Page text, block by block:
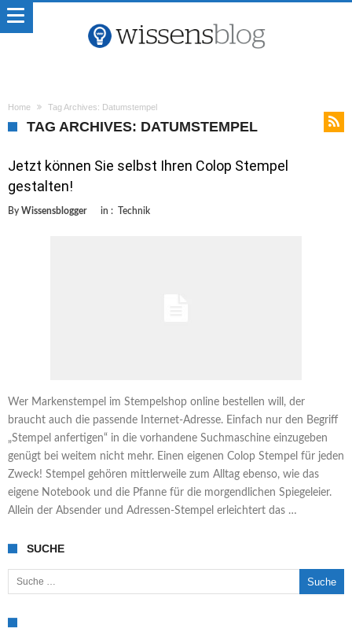
Home Tag Archives: Datumstempel
TAG ARCHIVES: DATUMSTEMPEL
Jetzt können Sie selbst Ihren Colop Stempel
gestalten!
By Wissensblogger in : Technik
Wer Markenstempel im Stempelshop online bestellen will, der
braucht auch die passende Internet-Adresse. Einfach nur den Begriff
„Stempel anfertigen“ in die vorhandene Suchmaschine einzugeben
genügt bei weitem nicht mehr. Einen eigenen Colop Stempel für jeden
Zweck! Stempel gehören mittlerweile zum Alltag ebenso, wie das
eigene Notebook und die Pfanne für die morgendlichen Spiegeleier.
Allein der Absender und Adressen-Stempel erleichtert das …
SUCHE
Suche nach: